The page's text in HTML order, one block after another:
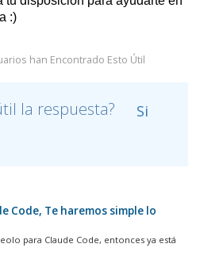
:)
han Encontrado Esto Útil
la respuesta?
Si
Code, Te haremos simple lo
para Claude Code, entonces ya está